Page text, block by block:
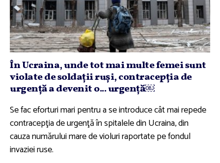
În Ucraina, unde tot mai multe femei sunt
violate de soldaţii ruşi, contracepţia de
urgenţă a devenit o... urgenţă￼
Se fac eforturi mari pentru a se introduce cât mai repede
contracepţia de urgenţă în spitalele din Ucraina, din
cauza numărului mare de violuri raportate pe fondul
invaziei ruse.